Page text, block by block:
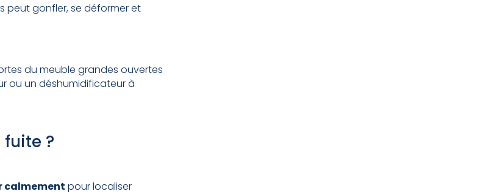
peut gonfler, se déformer et
du meuble grandes ouvertes
ou un déshumidificateur à
fuite ?
calmement pour localiser